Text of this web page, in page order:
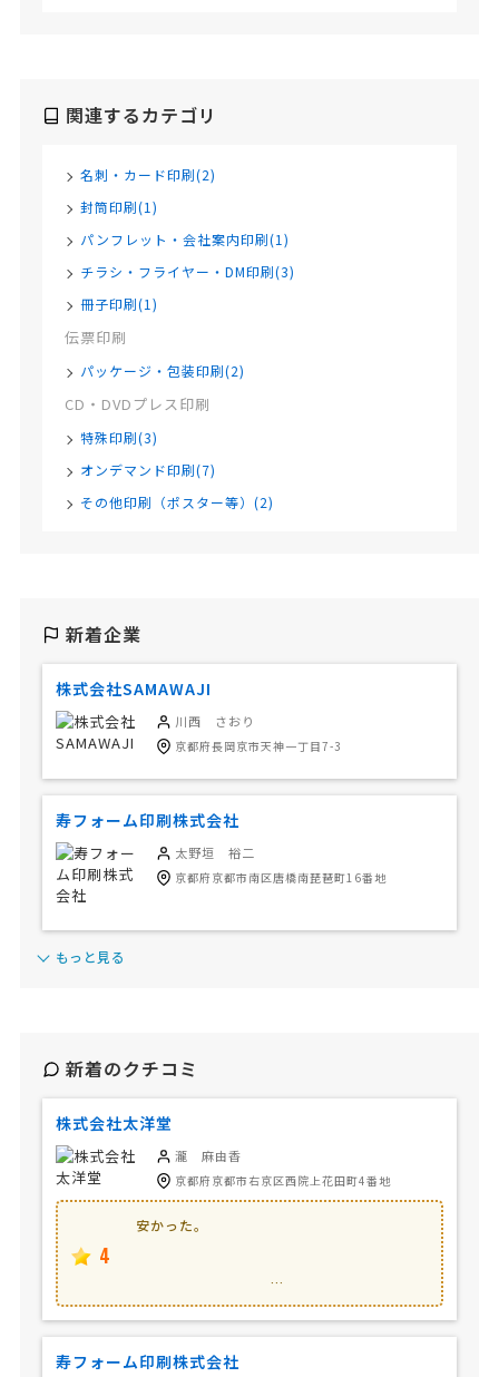
関連するカテゴリ
名刺・カード印刷(2)
封筒印刷(1)
パンフレット・会社案内印刷(1)
チラシ・フライヤー・DM印刷(3)
冊子印刷(1)
伝票印刷
パッケージ・包装印刷(2)
CD・DVDプレス印刷
特殊印刷(3)
オンデマンド印刷(7)
その他印刷（ポスター等）(2)
新着企業
株式会社SAMAWAJI
川西 さおり
京都府長岡京市天神一丁目7-3
寿フォーム印刷株式会社
太野垣 裕二
京都府京都市南区唐橋南琵琶町16番地
もっと見る
新着のクチコミ
株式会社太洋堂
瀧 麻由香
京都府京都市右京区西院上花田町4番地
4
安かった。
…
寿フォーム印刷株式会社